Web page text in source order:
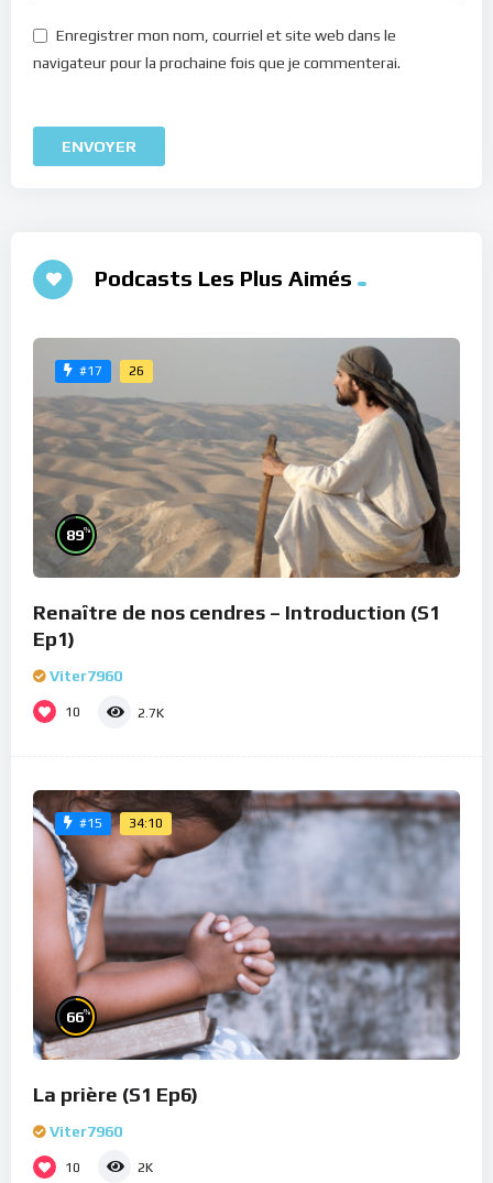
Enregistrer mon nom, courriel et site web dans le
navigateur pour la prochaine fois que je commenterai.
Podcasts Les Plus Aimés
#17 26
89%
Renaître de nos cendres – Introduction (S1
Ep1)
Viter7960
10 2.7K
#15 34:10
66%
La prière (S1 Ep6)
Viter7960
10 2K